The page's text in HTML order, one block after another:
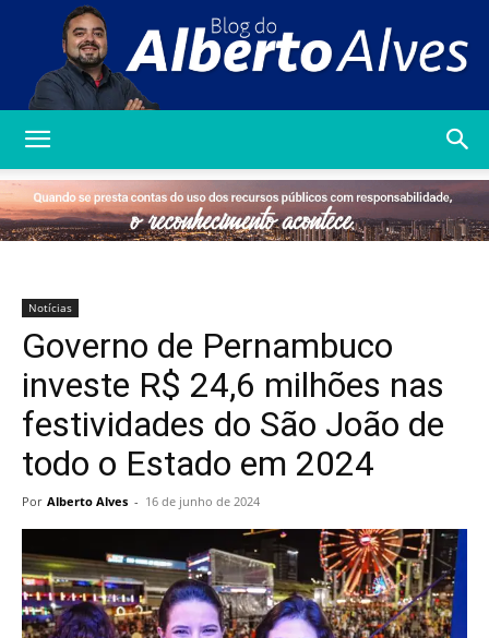
Alberto
Notícias
Governo de Pernambuco
investe R$ 24,6 milhões nas
festividades do São João de
todo o Estado em 2024
Por Alberto Alves - 16 de junho de 2024